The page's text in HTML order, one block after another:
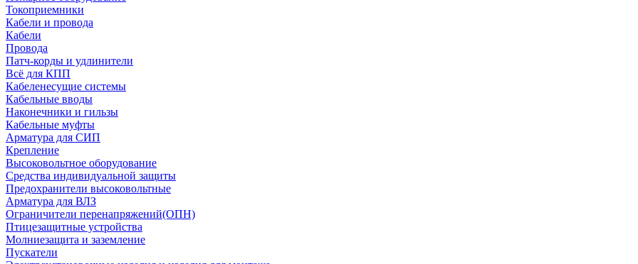
Токоприемники
Кабели и провода
Кабели
Провода
Патч-корды и удлинители
Всё для КПП
Кабеленесущие системы
Кабельные вводы
Наконечники и гильзы
Кабельные муфты
Арматура для СИП
Крепление
Высоковольтное оборудование
Средства индивидуальной защиты
Предохранители высоковольтные
Арматура для ВЛЗ
Ограничители перенапряжений(ОПН)
Птицезащитные устройства
Молниезащита и заземление
Пускатели